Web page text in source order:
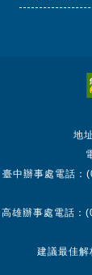
地
臺中辦事處電話
高雄辦事處電話
建議最佳